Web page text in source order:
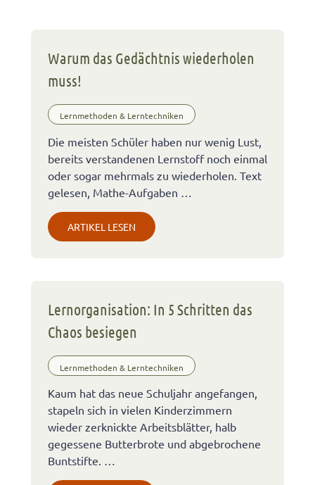
Warum das Gedächtnis wiederholen
muss!
Lernmethoden & Lerntechniken
Die meisten Schüler haben nur wenig Lust,
bereits verstandenen Lernstoff noch einmal
oder sogar mehrmals zu wiederholen. Text
gelesen, Mathe-Aufgaben …
ARTIKEL LESEN
Lernorganisation: In 5 Schritten das
Chaos besiegen
Lernmethoden & Lerntechniken
Kaum hat das neue Schuljahr angefangen,
stapeln sich in vielen Kinderzimmern
wieder zerknickte Arbeitsblätter, halb
gegessene Butterbrote und abgebrochene
Buntstifte. …